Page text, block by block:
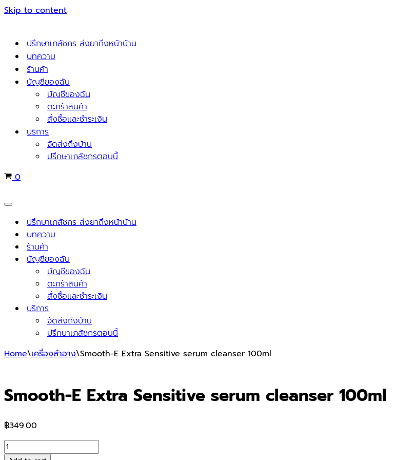
Skip to content
ปรึกษาเภสัชกร ส่งยาถึงหน้าบ้าน
บทความ
ร้านค้า
บัญชีของฉัน
บัญชีของฉัน
ตะกร้าสินค้า
สั่งซื้อและชำระเงิน
บริการ
จัดส่งถึงบ้าน
ปรึกษาเภสัชกรตอนนี้
Cart
0
Navigation
Menu ปรึกษาเภสัชกร ส่งยาถึงหน้าบ้าน
บทความ
ร้านค้า
บัญชีของฉัน
บัญชีของฉัน
ตะกร้าสินค้า
สั่งซื้อและชำระเงิน
บริการ
จัดส่งถึงบ้าน
ปรึกษาเภสัชกรตอนนี้
Home\เครื่องสำอาง\Smooth-E Extra Sensitive serum cleanser 100ml
Smooth-E Extra Sensitive serum cleanser 100ml
฿349.00
Smooth-